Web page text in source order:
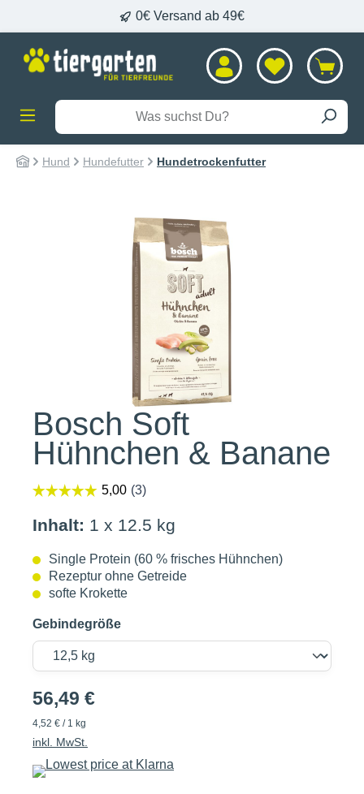
0€ Versand ab 49€
Hund Hundefutter Hundetrockenfutter
Bildergalerie überspringen
Bosch Soft
Hühnchen & Banane
Inhalt: 1 x 12.5 kg
Single Protein (60 % frisches Hühnchen)
Rezeptur ohne Getreide
softe Krokette
Gebindegröße
56,49 €
4,52 € / 1 kg
inkl. MwSt.